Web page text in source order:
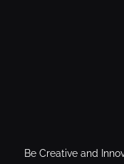
Be Creative and